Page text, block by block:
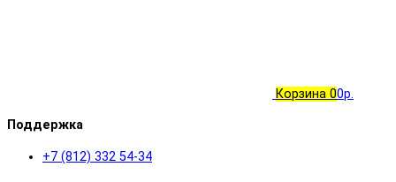
Корзина 00р.
Поддержка
+7 (812) 332 54-34